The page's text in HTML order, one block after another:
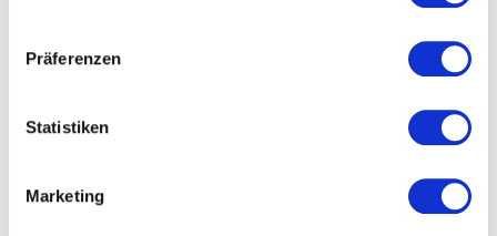
Präferenzen
Statistiken
Marketing
Straße und Nummer